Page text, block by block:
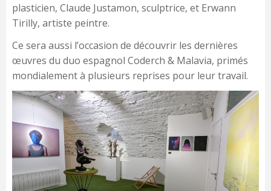
plasticien, Claude Justamon, sculptrice, et Erwann
Tirilly, artiste peintre.
Ce sera aussi l’occasion de découvrir les dernières
œuvres du duo espagnol Coderch & Malavia, primés
mondialement à plusieurs reprises pour leur travail.